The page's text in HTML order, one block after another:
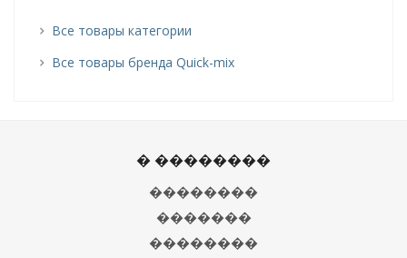
Все товары категории
Все товары бренда Quick-mix
� ��������
��������
�������
��������